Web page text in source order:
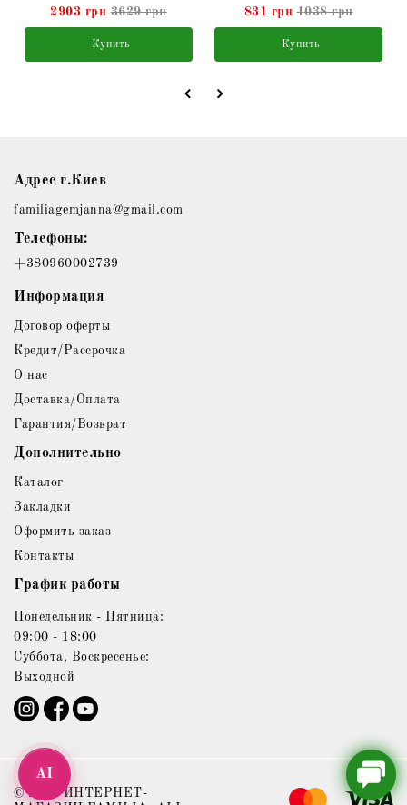
2903 грн 3629 грн
Купить
831 грн 1038 грн
Купить
Адрес г.Киев
familiagemjanna@gmail.com
Телефоны:
+380960002739
Информация
Договор оферты
Кредит/Рассрочка
О нас
Доставка/Оплата
Гарантия/Возврат
Дополнительно
Каталог
Закладки
Оформить заказ
Контакты
График работы
Понедельник - Пятница:
09:00 - 18:00
Суббота, Воскресенье:
Выходной
© 2021 ИНТЕРНЕТ-
AI